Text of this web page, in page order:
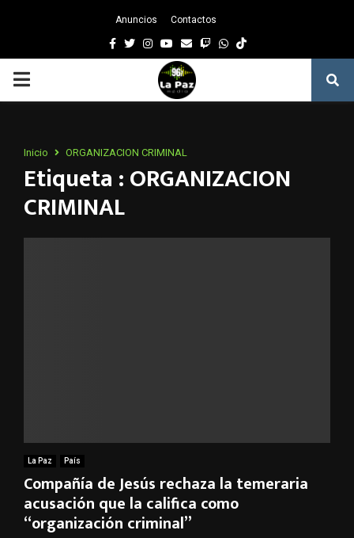
Anuncios Contactos
Facebook
TwitterInstagram
Youtube
EmailTwitchWhatsapp
PRIMARY
Inicio ORGANIZACION CRIMINAL
Etiqueta : ORGANIZACION
CRIMINAL
La Paz País
Compañía de Jesús rechaza la temeraria
acusación que la califica como
“organización criminal”